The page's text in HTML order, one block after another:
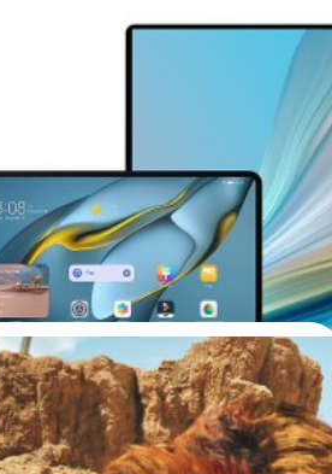
HarmonyOS PC : ระบบ
PC ซึ่งเป็นระบบปฏิบัติการ
วนบุคคลที่ Huawei พัฒนาขึ้นพื้นฐาน
ะระบบนิเวศน์
ago
Hunter Wilds เผย
มนี้ถึงมา PC พร้อมคอนโซล